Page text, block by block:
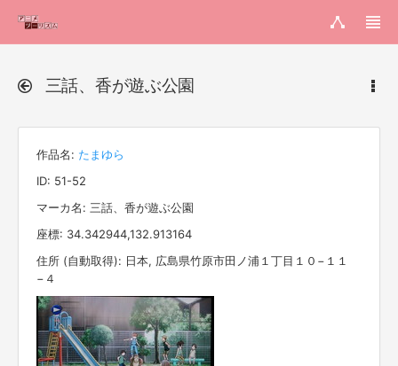
三話、香が遊ぶ公園
作品名: たまゆら
ID: 51-52
マーカ名: 三話、香が遊ぶ公園
座標: 34.342944,132.913164
住所 (自動取得): 日本, 広島県竹原市田ノ浦１丁目１０−１１
−４